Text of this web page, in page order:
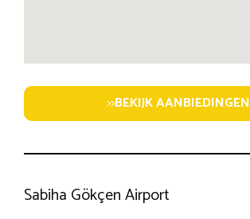
>>BEKIJK AANBIEDINGEN
Sabiha Gökçen Airport